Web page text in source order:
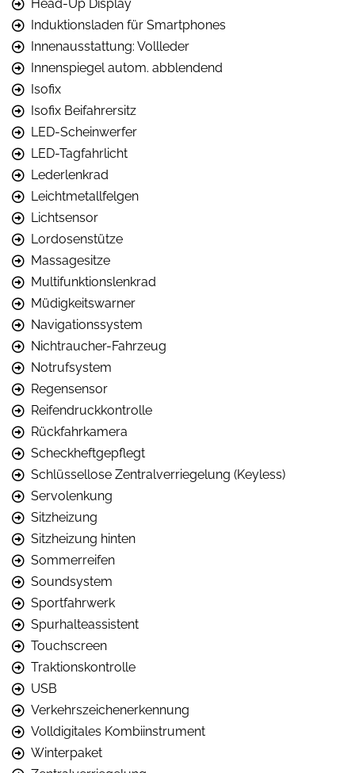
Head-Up Display
Induktionsladen für Smartphones
Innenausstattung: Vollleder
Innenspiegel autom. abblendend
Isofix
Isofix Beifahrersitz
LED-Scheinwerfer
LED-Tagfahrlicht
Lederlenkrad
Leichtmetallfelgen
Lichtsensor
Lordosenstütze
Massagesitze
Multifunktionslenkrad
Müdigkeitswarner
Navigationssystem
Nichtraucher-Fahrzeug
Notrufsystem
Regensensor
Reifendruckkontrolle
Rückfahrkamera
Scheckheftgepflegt
Schlüssellose Zentralverriegelung (Keyless)
Servolenkung
Sitzheizung
Sitzheizung hinten
Sommerreifen
Soundsystem
Sportfahrwerk
Spurhalteassistent
Touchscreen
Traktionskontrolle
USB
Verkehrszeichenerkennung
Volldigitales Kombiinstrument
Winterpaket